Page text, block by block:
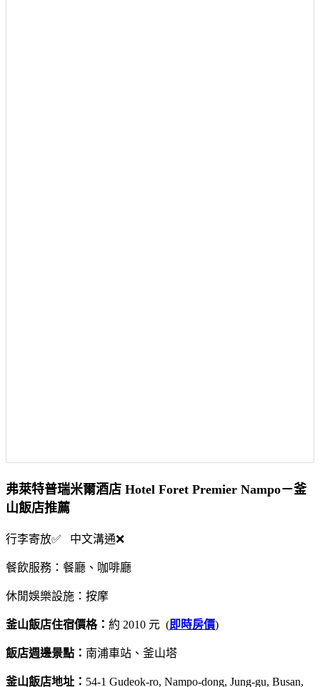
弗萊特普瑞米爾酒店 Hotel Foret Premier Nampo－釜
山飯店推薦
行李寄放✅ 中文溝通❌
餐飲服務：餐廳、咖啡廳
休閒娛樂設施：按摩
釜山飯店住宿價格： 約 2010 元 (即時房價)
飯店週邊景點： 南浦車站、釜山塔
釜山飯店地址： 54-1 Gudeok-ro, Nampo-dong, Jung-gu, Busan,